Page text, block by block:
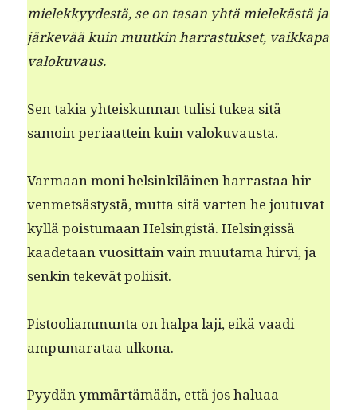
mielekkyy­destä, se on tasan yhtä mielekästä ja
järkevää kuin muutkin har­ras­tuk­set, vaikka­pa
valokuvaus.
Sen takia yhteiskun­nan tulisi tukea sitä
samoin peri­aat­tein kuin valokuvausta.
Var­maan moni helsinkiläi­nen har­ras­taa hir­
ven­metsästys­tä, mut­ta sitä varten he joutu­vat
kyl­lä pois­tu­maan Helsingistä. Helsingis­sä
kaade­taan vuosit­tain vain muu­ta­ma hirvi, ja
senkin tekevät poliisit.
Pis­too­liammun­ta on hal­pa laji, eikä vaa­di
ampumarataa ulkona.
Pyy­dän ymmärtämään, että jos halu­aa